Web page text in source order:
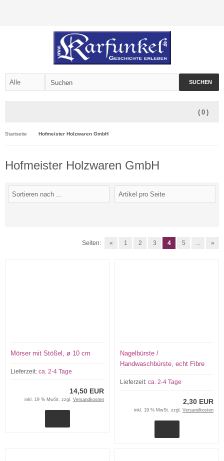
SUCHEN
( 0 )
Startseite Hofmeister Holzwaren GmbH
Hofmeister Holzwaren GmbH
Seiten: « 1 2 3 4 5 ... »
Mörser mit Stößel, ø 10 cm
Lieferzeit: ca. 2-4 Tage
14,50 EUR
inkl. 19 % MwSt. zzgl. Versandkosten
Nagelbürste /
Handwaschbürste, echt Fibre
Lieferzeit: ca. 2-4 Tage
2,30 EUR
inkl. 19 % MwSt. zzgl. Versandkosten